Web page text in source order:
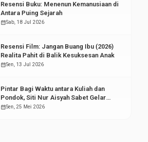
Resensi Buku: Menenun Kemanusiaan di
Antara Puing Sejarah
calendar_monthSab, 18 Jul 2026
Resensi Film: Jangan Buang Ibu (2026)
Realita Pahit di Balik Kesuksesan Anak
calendar_monthSen, 13 Jul 2026
Pintar Bagi Waktu antara Kuliah dan
Pondok, Siti Nur Aisyah Sabet Gelar
Wisudawan Terbaik
calendar_monthSen, 25 Mei 2026